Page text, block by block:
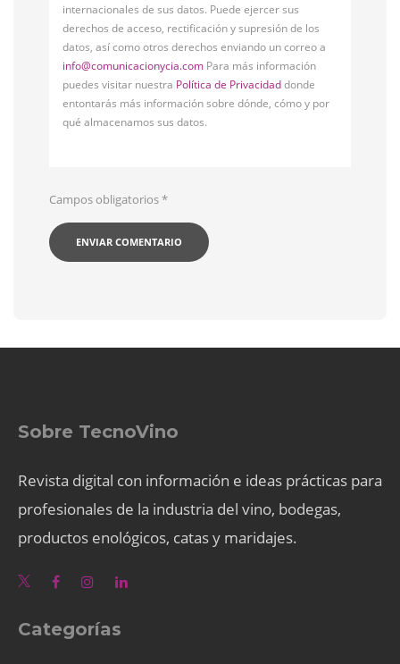
internacionales de sus datos. Puede ejercer sus
derechos de acceso, rectificación y supresión de los
datos, así como otros derechos enviando un correo a
info@comunicacionycia.com Para más información
puedes visitar nuestra Política de Privacidaddonde
entontarás más información sobre dónde, cómo y por
qué almacenamos sus datos.
Campos obligatorios*
Sobre TecnoVino
Revista digital con información e ideas prácticas para
profesionales de la industria del vino, bodegas,
productos enológicos, catas y maridajes.
Categorías